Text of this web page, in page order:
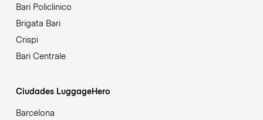
Bari Policlinico
Brigata Bari
Crispi
Bari Centrale
Ciudades LuggageHero
Barcelona